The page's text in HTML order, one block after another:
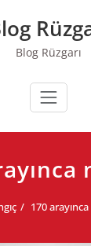
Blog Rüzgarı
170